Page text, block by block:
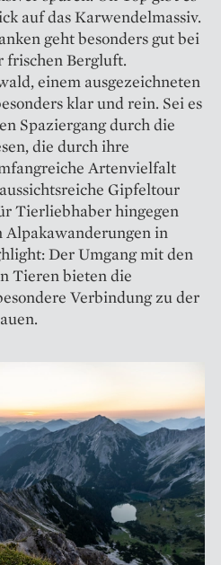
auf das Karwendelmassiv.
geht besonders gut bei
frischen Bergluft.
einem ausgezeichneten
klar und rein. Sei es
Spaziergang durch die
die durch ihre
Artenvielfalt
Gipfeltour
Tierliebhaber hingegen
Alpakawanderungen in
Der Umgang mit den
Tieren bieten die
Verbindung zu der